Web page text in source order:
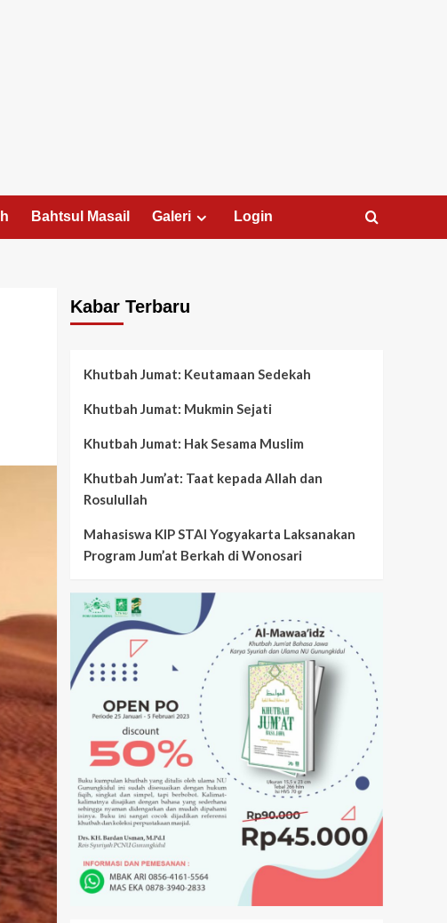
Bahtsul Masail Galeri Login
Kabar Terbaru
Khutbah Jumat: Keutamaan Sedekah
Khutbah Jumat: Mukmin Sejati
Khutbah Jumat: Hak Sesama Muslim
Khutbah Jum’at: Taat kepada Allah dan
Rosulullah
Mahasiswa KIP STAI Yogyakarta Laksanakan
Program Jum’at Berkah di Wonosari